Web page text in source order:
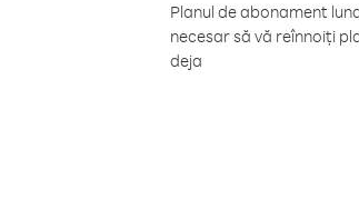
Planul de abonament
necesar să vă reînnoiți
deja